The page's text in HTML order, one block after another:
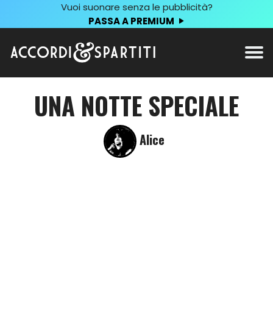
Vuoi suonare senza le pubblicità?
PASSA A PREMIUM
UNA NOTTE SPECIALE
Alice